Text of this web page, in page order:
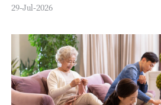
29-Jul-2026